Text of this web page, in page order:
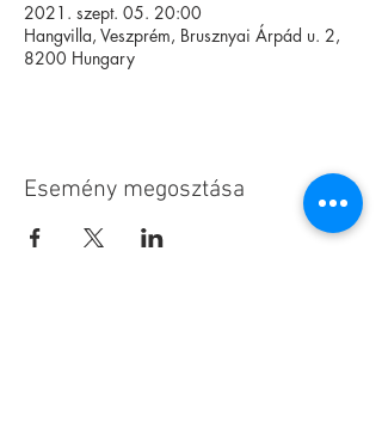
2021. szept. 05. 20:00
Hangvilla, Veszprém, Brusznyai Árpád u. 2,
8200 Hungary
Esemény megosztása